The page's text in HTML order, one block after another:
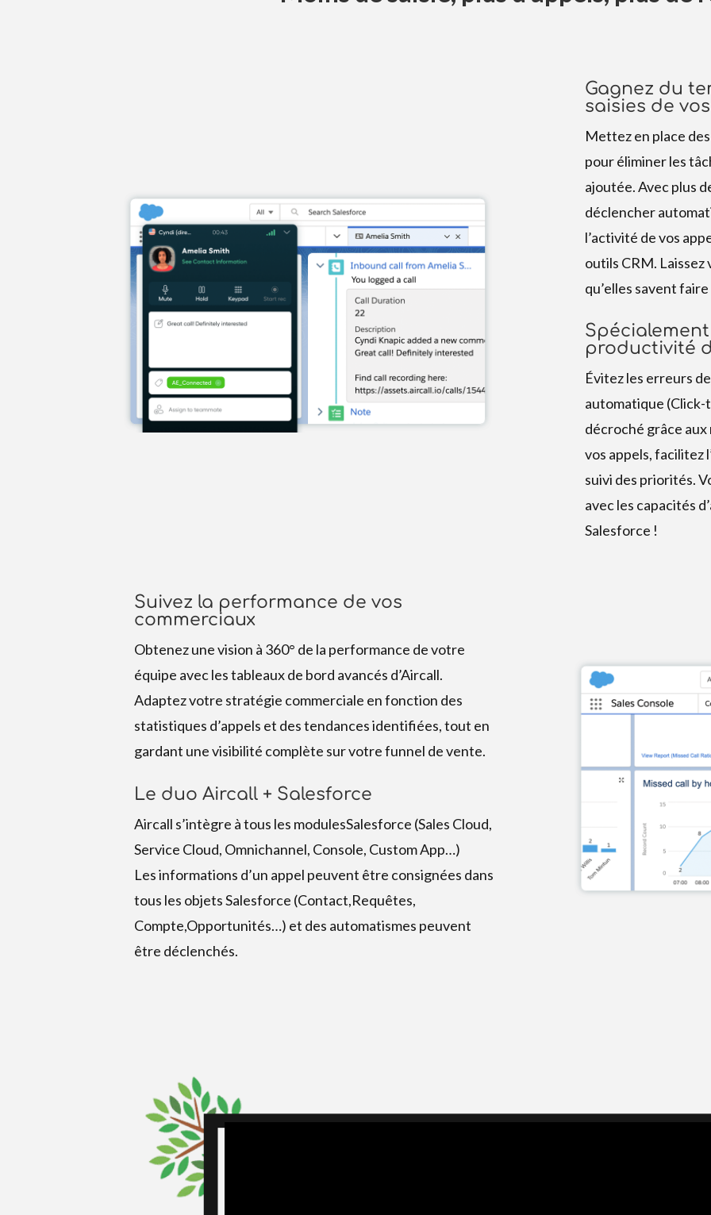
Gagnez du
saisies de
Mettez en place
pour éliminer les
ajoutée. Avec plus
déclencher
l’activité de vos
outils CRM.
qu’elles savent
productivité
Évitez les erreurs
automatique
décroché grâce aux
vos appels, facilitez
suivi des priorités.
avec les capacités
Salesforce !
Suivez la performance de vos
commerciaux
Obtenez une vision à 360° de la performance de votre
équipe avec les tableaux de bord avancés d’Aircall.
Adaptez votre stratégie commerciale en fonction des
statistiques d’appels et des tendances identifiées, tout en
gardant une visibilité complète sur votre funnel de vente.
Le duo Aircall + Salesforce
Aircall s’intègre à tous les modulesSalesforce (Sales Cloud,
Service Cloud, Omnichannel, Console, Custom App…)
Les informations d’un appel peuvent être consignées dans
tous les objets Salesforce (Contact,Requêtes,
Compte,Opportunités…) et des automatismes peuvent
être déclenchés.